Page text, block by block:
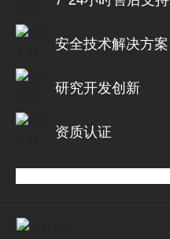
安全技术解决方案
研究开发创新
资质认证